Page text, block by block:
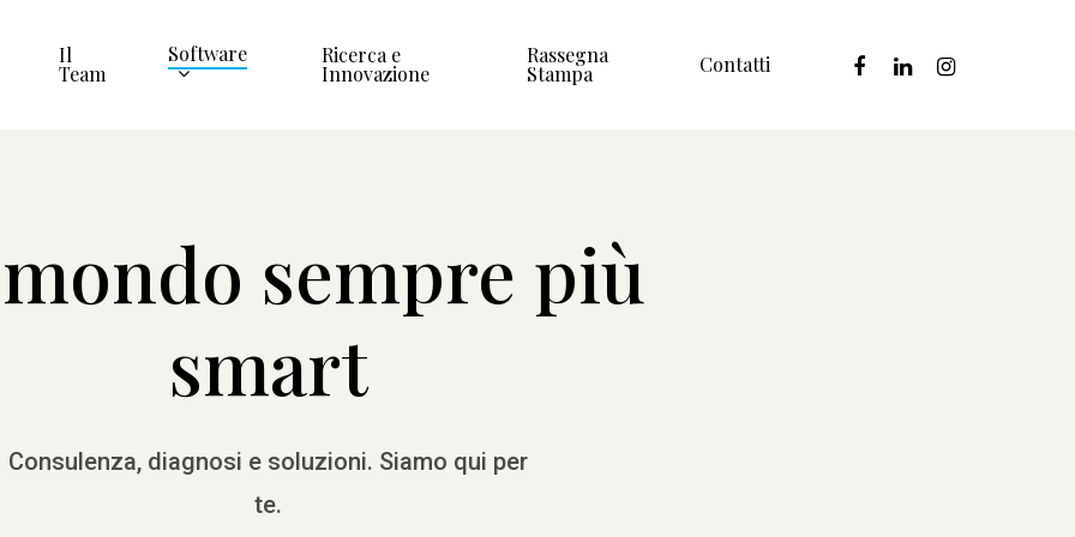
Il
Team
Software Ricerca e
Innovazione
Rassegna
Stampa Contatti facebooklinkedininstagram
sempre più
smart
Consulenza, diagnosi e soluzioni. Siamo qui per
te.